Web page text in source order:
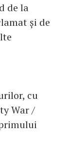
de la
și de
cu
War /